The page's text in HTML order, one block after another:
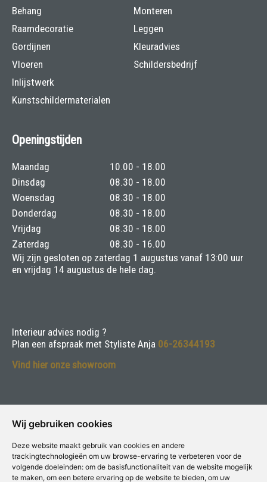
Wij gebruiken cookies
Deze website maakt gebruik van cookies en andere
trackingtechnologieën om uw browse-ervaring te verbeteren voor de
volgende doeleinden: om de basisfunctionaliteit van de website mogelijk
te maken, om een betere ervaring op de website te bieden, om uw
Behang
Raamdecoratie
Gordijnen
Vloeren
Inlijstwerk
Kunstschildermaterialen
Monteren
Leggen
Kleuradvies
Schildersbedrijf
Openingstijden
Maandag
10.00 - 18.00
Dinsdag
08.30 - 18.00
Woensdag
08.30 - 18.00
Donderdag
08.30 - 18.00
Vrijdag
08.30 - 18.00
Zaterdag
08.30 - 16.00
Wij zijn gesloten op zaterdag 1 augustus vanaf 13:00 uur
en vrijdag 14 augustus de hele dag.
Interieur advies nodig ?
Plan een afspraak met Styliste Anja 06-26344193
Vind hier onze showroom
Herenweg 132 - 3645 DT Vinkeveen
Telefoon:0297-261218